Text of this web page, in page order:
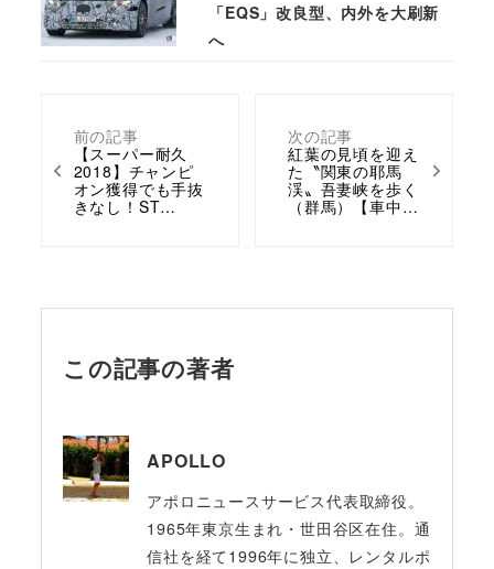
前の記事
【スーパー耐久
2018】チャンピ
オン獲得でも手抜
きなし！ST…
次の記事
紅葉の見頃を迎え
た〝関東の耶馬
渓〟吾妻峡を歩く
（群馬）【車中…
「EQS」改良型、内外を大刷新
へ
この記事の著者
APOLLO
アポロニュースサービス代表取締役。
1965年東京生まれ・世田谷区在住。通
信社を経て1996年に独立、レンタルポ